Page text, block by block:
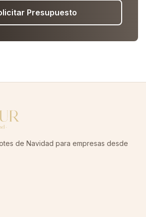
Presupuesto
de Navidad para empresas desde